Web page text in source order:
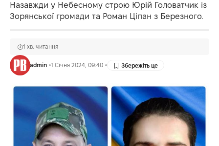
Назавжди у Небесному строю Юрій Головатчик із
Зорянської громади та Роман Ціпан з Березного.
admin 1 Січня 2024, 09:40
1 хв. читання